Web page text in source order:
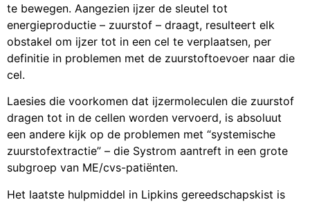
te bewegen. Aangezien ijzer de sleutel tot
energieproductie – zuurstof – draagt, resulteert elk
obstakel om ijzer tot in een cel te verplaatsen, per
definitie in problemen met de zuurstoftoevoer naar die
cel.
Laesies die voorkomen dat ijzermoleculen die zuurstof
dragen tot in de cellen worden vervoerd, is absoluut
een andere kijk op de problemen met “systemische
zuurstofextractie” – die Systrom aantreft in een grote
subgroep van ME/cvs-patiënten.
Het laatste hulpmiddel in Lipkins gereedschapskist is